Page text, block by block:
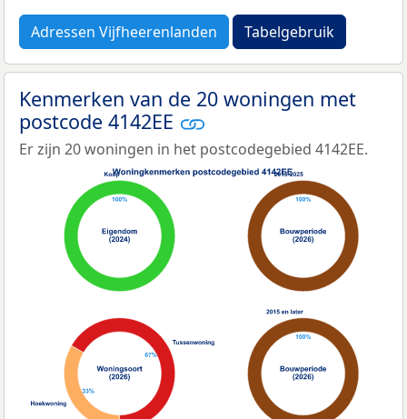
Adressen Vijfheerenlanden Tabelgebruik
Kenmerken van de 20 woningen met
postcode 4142EE
Er zijn 20 woningen in het postcodegebied 4142EE.